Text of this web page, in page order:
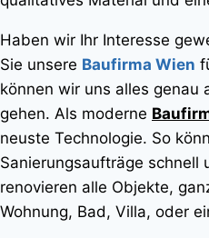
Haben wir Ihr Interesse
Sie unsere Baufirma Wien
können wir uns alles genau
gehen. Als moderne
neuste Technologie. So
Sanierungsaufträge schnell
renovieren alle Objekte,
Wohnung, Bad, Villa, oder